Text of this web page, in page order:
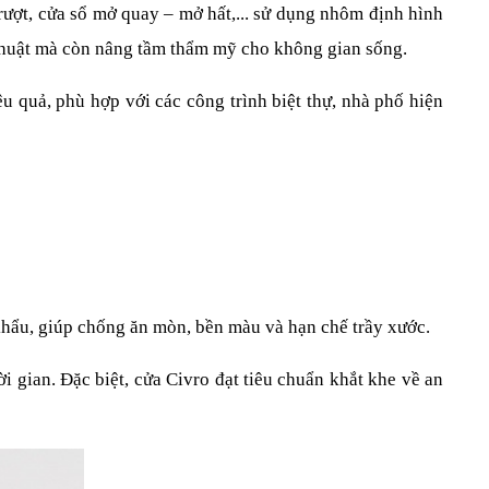
cửa sổ mở quay – mở hất,... sử dụng nhôm định hình
mà còn nâng tầm thẩm mỹ cho không gian sống.
quả, phù hợp với các công trình biệt thự, nhà phố hiện
giúp chống ăn mòn, bền màu và hạn chế trầy xước.
gian. Đặc biệt, cửa Civro đạt tiêu chuẩn khắt khe về an